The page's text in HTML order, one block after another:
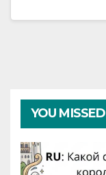
YOU MISSED